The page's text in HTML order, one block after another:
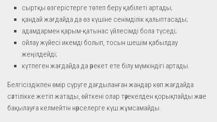
сыртқы өзгерістерге төтеп беру қабілеті артады;
қандай жағдайда да өз күшіне сенімділік қалыптасады;
адамдармен қарым-қатынас үйлесімді бола түседі;
ойлау жүйесі икемді болып, тосын шешім қабылдау
жеңілдейді;
күтпеген жағдайда да әрекет ете білу мүмкіндігі артады.
Белгісіздікпен өмір сүруге дағдыланған жандар көп жағдайда
сәттілікке жетіп жатады, өйткені олар тәуекелден қорықпайды және
бақылауға келмейтін нәрселерге күш жұмсамайды.